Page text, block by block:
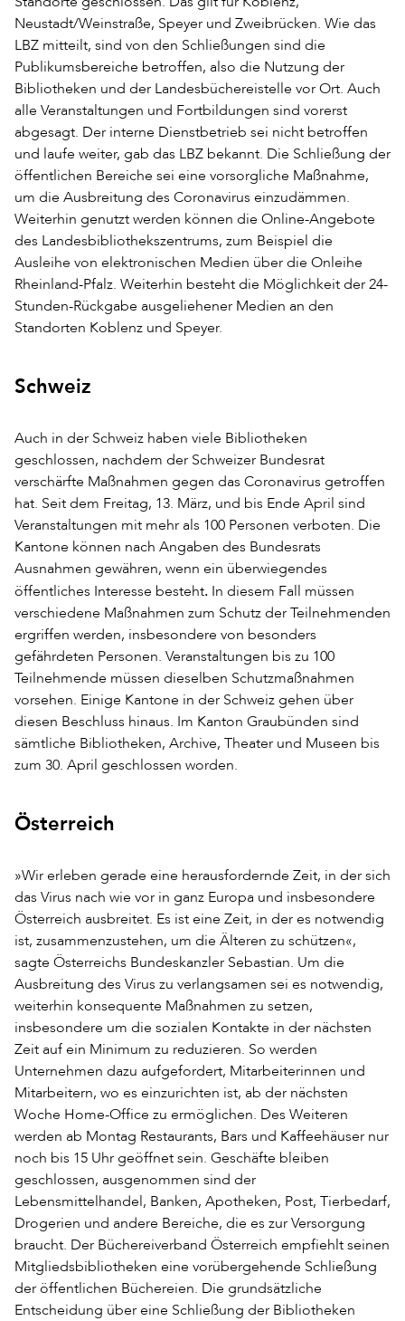
Neustadt/Weinstraße, Speyer und Zweibrücken. Wie das
LBZ mitteilt, sind von den Schließungen sind die
Publikumsbereiche betroffen, also die Nutzung der
Bibliotheken und der Landesbüchereistelle vor Ort. Auch
alle Veranstaltungen und Fortbildungen sind vorerst
abgesagt. Der interne Dienstbetrieb sei nicht betroffen
und laufe weiter, gab das LBZ bekannt. Die Schließung der
öffentlichen Bereiche sei eine vorsorgliche Maßnahme,
um die Ausbreitung des Coronavirus einzudämmen.
Weiterhin genutzt werden können die Online-Angebote
des Landesbibliothekszentrums, zum Beispiel die
Ausleihe von elektronischen Medien über die Onleihe
Rheinland-Pfalz. Weiterhin besteht die Möglichkeit der 24-
Stunden-Rückgabe ausgeliehener Medien an den
Standorten Koblenz und Speyer.
Schweiz
Auch in der Schweiz haben viele Bibliotheken
geschlossen, nachdem der Schweizer Bundesrat
verschärfte Maßnahmen gegen das Coronavirus getroffen
hat. Seit dem Freitag, 13. März, und bis Ende April sind
Veranstaltungen mit mehr als 100 Personen verboten. Die
Kantone können nach Angaben des Bundesrats
Ausnahmen gewähren, wenn ein überwiegendes
öffentliches Interesse besteht. In diesem Fall müssen
verschiedene Maßnahmen zum Schutz der Teilnehmenden
ergriffen werden, insbesondere von besonders
gefährdeten Personen. Veranstaltungen bis zu 100
Teilnehmende müssen dieselben Schutzmaßnahmen
vorsehen. Einige Kantone in der Schweiz gehen über
diesen Beschluss hinaus. Im Kanton Graubünden sind
sämtliche Bibliotheken, Archive, Theater und Museen bis
zum 30. April geschlossen worden.
Österreich
»Wir erleben gerade eine herausfordernde Zeit, in der sich
das Virus nach wie vor in ganz Europa und insbesondere
Österreich ausbreitet. Es ist eine Zeit, in der es notwendig
ist, zusammenzustehen, um die Älteren zu schützen«,
sagte Österreichs Bundeskanzler Sebastian. Um die
Ausbreitung des Virus zu verlangsamen sei es notwendig,
weiterhin konsequente Maßnahmen zu setzen,
insbesondere um die sozialen Kontakte in der nächsten
Zeit auf ein Minimum zu reduzieren. So werden
Unternehmen dazu aufgefordert, Mitarbeiterinnen und
Mitarbeitern, wo es einzurichten ist, ab der nächsten
Woche Home-Office zu ermöglichen. Des Weiteren
werden ab Montag Restaurants, Bars und Kaffeehäuser nur
noch bis 15 Uhr geöffnet sein. Geschäfte bleiben
geschlossen, ausgenommen sind der
Lebensmittelhandel, Banken, Apotheken, Post, Tierbedarf,
Drogerien und andere Bereiche, die es zur Versorgung
braucht. Der Büchereiverband Österreich empfiehlt seinen
Mitgliedsbibliotheken eine vorübergehende Schließung
der öffentlichen Büchereien. Die grundsätzliche
Entscheidung über eine Schließung der Bibliotheken